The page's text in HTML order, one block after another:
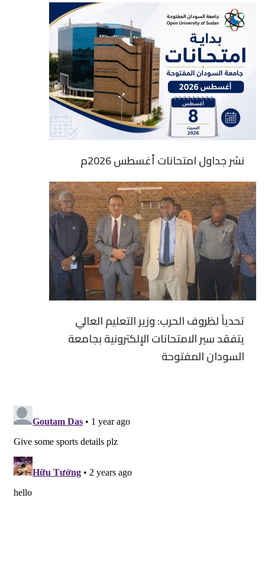
نشر جداول امتحانات أغسطس 2026م
تحدياً لظروف الحرب: وزير التعليم العالي
يتفقد سير الامتحانات الإلكترونية بجامعة
السودان المفتوحة